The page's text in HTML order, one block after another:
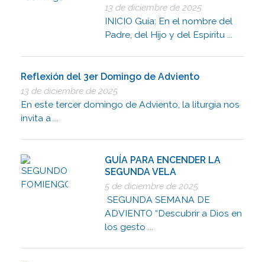
13 de diciembre de 2025
INICIO Guía: En el nombre del
Padre, del Hijo y del Espíritu ...
Reflexión del 3er Domingo de Adviento
13 de diciembre de 2025
En este tercer domingo de Adviento, la liturgia nos
invita a ...
GUÍA PARA ENCENDER LA
SEGUNDA VELA
5 de diciembre de 2025
SEGUNDA SEMANA DE
ADVIENTO “Descubrir a Dios en
los gesto ...